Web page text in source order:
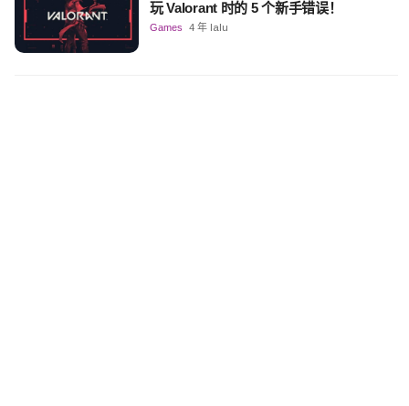
玩 Valorant 时的 5 个新手错误！
Games 4 年 lalu